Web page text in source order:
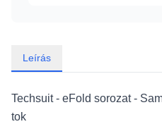
Leírás
Techsuit - eFold sorozat -
tok